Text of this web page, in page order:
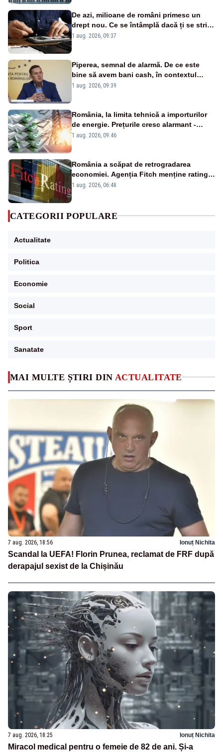
MAI MULTE ȘTIRI DIN ACTUALITATE
7 aug. 2026, 18:56 Ionuț Nichita
Scandal la UEFA! Florin Prunea, reclamat de FRF după
derapajul sexist de la Chișinău
7 aug. 2026, 18:25 Ionuț Nichita
Miracol medical pentru o femeie de 82 de ani. Și-a
De azi, milioane de români primesc un
drept nou. Ce se întâmplă dacă ți se strică
un produs
1 aug. 2026, 09:37
Piperea, semnal de alarmă. De ce este
bine să avem bani cash, în contextul
alertei energetice?
1 aug. 2026, 09:39
România, la limita tehnică a importurilor
de energie. Prețurile cresc alarmant -
Analiză Realitatea Plus
1 aug. 2026, 09:46
România a scăpat de retrogradarea
economiei. Agenția Fitch menține ratingul
„BBB-” cu perspectivă negativă
1 aug. 2026, 06:48
CATEGORII POPULARE
Actualitate
Politica
Economie
Social
Sport
Sanatate